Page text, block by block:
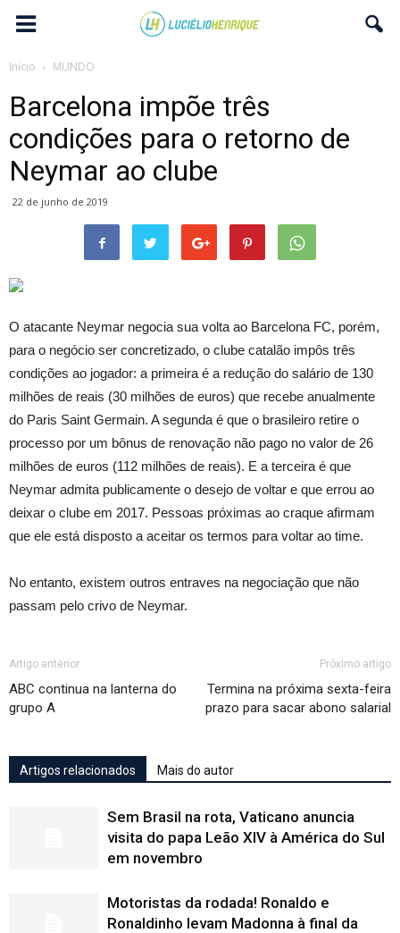
Início MUNDO
Barcelona impõe três
condições para o retorno de
Neymar ao clube
22 de junho de 2019
O atacante Neymar negocia sua volta ao Barcelona FC, porém,
para o negócio ser concretizado, o clube catalão impôs três
condições ao jogador: a primeira é a redução do salário de 130
milhões de reais (30 milhões de euros) que recebe anualmente
do Paris Saint Germain. A segunda é que o brasileiro retire o
processo por um bônus de renovação não pago no valor de 26
milhões de euros (112 milhões de reais). E a terceira é que
Neymar admita publicamente o desejo de voltar e que errou ao
deixar o clube em 2017. Pessoas próximas ao craque afirmam
que ele está disposto a aceitar os termos para voltar ao time.
No entanto, existem outros entraves na negociação que não
passam pelo crivo de Neymar.
Artigo anterior
ABC continua na lanterna do
grupo A
Próximo artigo
Termina na próxima sexta-feira
prazo para sacar abono salarial
Artigos relacionados Mais do autor
Sem Brasil na rota, Vaticano anuncia
visita do papa Leão XIV à América do Sul
em novembro
Motoristas da rodada! Ronaldo e
Ronaldinho levam Madonna à final da